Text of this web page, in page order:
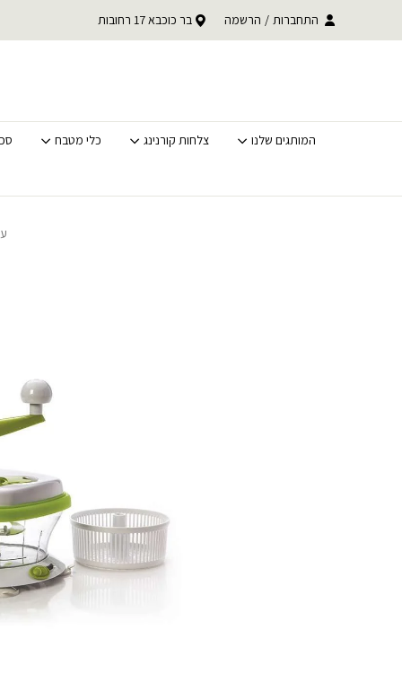
עד 30% הנחה על כל קטגוריית BACK TO SCHOOL
לסופ"ש בלבד
משלוחים מהירים לכל הארץ התחברות / הרשמה בר כוכבא 17 רחובות
המותגים שלנו צלחות קורנינג כלי מטבח